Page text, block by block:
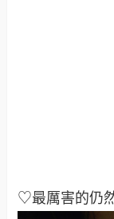
♡最厲害的仍